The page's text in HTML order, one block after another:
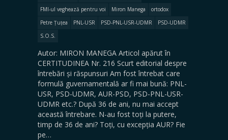
FMI-ul veghează pentru voi
Miron Manega
ortodox
Petre Țuțea
PNL-USR PSD-PNL-USR-UDMR
PSD-UDMR
S.O.S.
Autor: MIRON MANEGA Articol apărut în
CERTITUDINEA Nr. 216 Scurt editorial despre
întrebări și răspunsuri Am fost întrebat care
formulă guvernamentală ar fi mai bună: PNL-
USR, PSD-UDMR, AUR-PSD, PSD-PNL-USR-
UDMR etc.? După 36 de ani, nu mai accept
această întrebare. N-au fost toți la putere,
timp de 36 de ani? Toți, cu excepția AUR? Fie
pe…